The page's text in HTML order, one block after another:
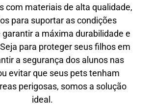
com materiais de alta qualidade,
para suportar as condições
a máxima durabilidade e
para proteger seus filhos em
a segurança dos alunos nas
evitar que seus pets tenham
perigosas, somos a solução
ideal.